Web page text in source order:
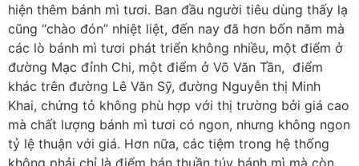
hiện thêm bánh mì tươi. Ban đầu người tiêu dùng thấy lạ
cũng “chào đón” nhiệt liệt, đến nay đã hơn bốn năm mà
các lò bánh mì tươi phát triển không nhiều, một điểm ở
đường Mạc đỉnh Chi, một điểm ở Võ Văn Tần, điểm
khác trên đường Lê Văn Sỹ, đường Nguyễn thị Minh
Khai, chứng tỏ không phù hợp với thị trường bởi giá cao
mà chất lượng bánh mì tươi có ngon, nhưng không ngon
tỷ lệ thuận với giá. Hơn nữa, các tiệm trong hệ thống